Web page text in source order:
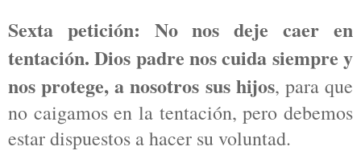
Sexta petición: No nos deje caer en
tentación. Dios padre nos cuida siempre y
nos protege, a nosotros sus hijos, para que
no caigamos en la tentación, pero debemos
estar dispuestos a hacer su voluntad.